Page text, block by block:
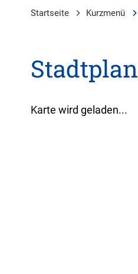
Startseite Kurzmenü
Stadtplan
Karte wird geladen...